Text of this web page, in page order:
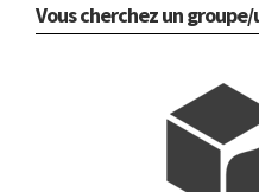
Vous cherchez un groupe/